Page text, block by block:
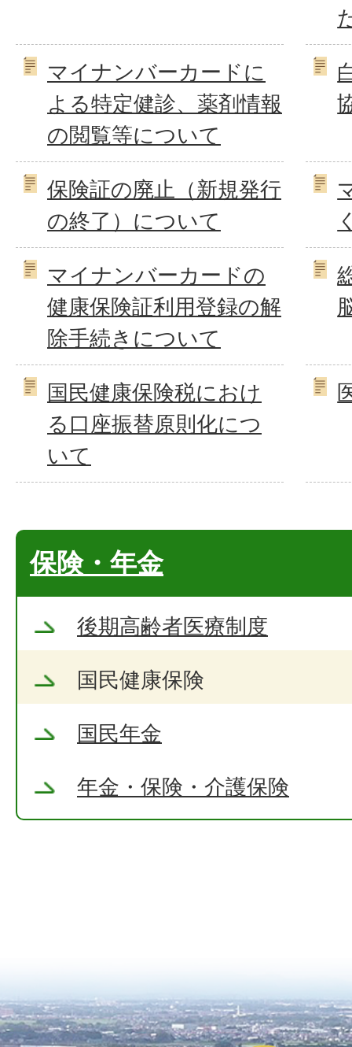
マイナンバーカードに
よる特定健診、薬剤情報
の閲覧等について
保険証の廃止（新規発行
の終了）について
マイナンバーカードの
健康保険証利用登録の解
除手続きについて
国民健康保険税におけ
る口座振替原則化につ
いて
保険・年金
後期高齢者医療制度
国民健康保険
国民年金
年金・保険・介護保険